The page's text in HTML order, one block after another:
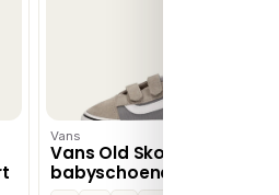
Vans
Vans Old Skool
babyschoenen – Grijs